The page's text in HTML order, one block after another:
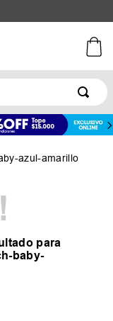
azul-amarillo
para
baby-